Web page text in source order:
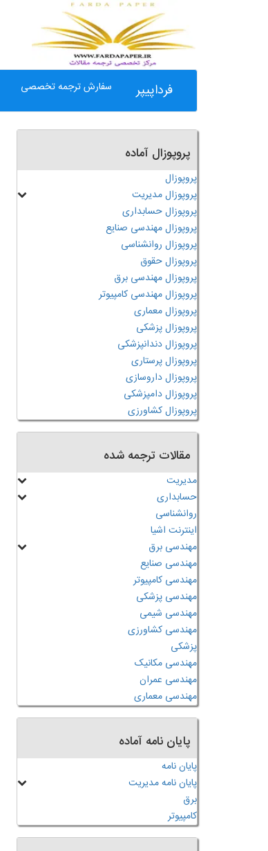
فرداپیپر سفارش ترجمه تخصصی
پروپوزال آماده
پروپوزال
پروپوزال مدیریت
پروپوزال حسابداری
پروپوزال مهندسی صنایع
پروپوزال روانشناسی
پروپوزال حقوق
پروپوزال مهندسی برق
پروپوزال مهندسی کامپیوتر
پروپوزال معماری
پروپوزال پزشکی
پروپوزال دندانپزشکی
پروپوزال پرستاری
پروپوزال داروسازی
پروپوزال دامپزشکی
پروپوزال کشاورزی
مقالات ترجمه شده
مدیریت
حسابداری
روانشناسی
اینترنت اشیا
مهندسی برق
مهندسی صنایع
مهندسی کامپیوتر
مهندسی پزشکی
مهندسی شیمی
مهندسی کشاورزی
پزشکی
مهندسی مکانیک
مهندسی عمران
مهندسی معماری
پایان نامه آماده
پایان نامه
پایان نامه مدیریت
برق
کامپیوتر